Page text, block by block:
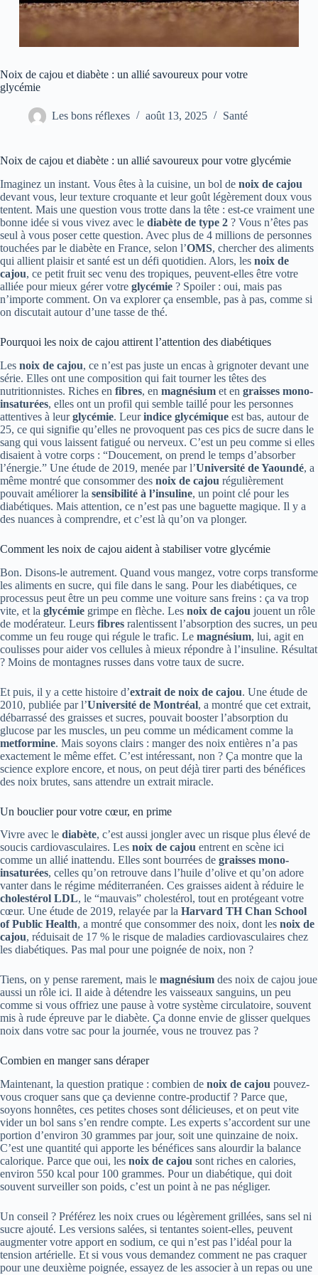
Noix de cajou et diabète : un allié savoureux pour votre
glycémie
Les bons réflexes août 13, 2025 Santé
Noix de cajou et diabète : un allié savoureux pour votre glycémie
Imaginez un instant. Vous êtes à la cuisine, un bol de noix de cajou
devant vous, leur texture croquante et leur goût légèrement doux vous
tentent. Mais une question vous trotte dans la tête : est-ce vraiment une
bonne idée si vous vivez avec le diabète de type 2 ? Vous n’êtes pas
seul à vous poser cette question. Avec plus de 4 millions de personnes
touchées par le diabète en France, selon l’OMS, chercher des aliments
qui allient plaisir et santé est un défi quotidien. Alors, les noix de
cajou, ce petit fruit sec venu des tropiques, peuvent-elles être votre
alliée pour mieux gérer votre glycémie ? Spoiler : oui, mais pas
n’importe comment. On va explorer ça ensemble, pas à pas, comme si
on discutait autour d’une tasse de thé.
Pourquoi les noix de cajou attirent l’attention des diabétiques
Les noix de cajou, ce n’est pas juste un encas à grignoter devant une
série. Elles ont une composition qui fait tourner les têtes des
nutritionnistes. Riches en fibres, en magnésium et en graisses mono-
insaturées, elles ont un profil qui semble taillé pour les personnes
attentives à leurglycémie. Leurindice glycémique est bas, autour de
25, ce qui signifie qu’elles ne provoquent pas ces pics de sucre dans le
sang qui vous laissent fatigué ou nerveux. C’est un peu comme si elles
disaient à votre corps : “Doucement, on prend le temps d’absorber
l’énergie.” Une étude de 2019, menée par l’Université de Yaoundé, a
même montré que consommer des noix de cajou régulièrement
pouvait améliorer la sensibilité à l’insuline, un point clé pour les
diabétiques. Mais attention, ce n’est pas une baguette magique. Il y a
des nuances à comprendre, et c’est là qu’on va plonger.
Comment les noix de cajou aident à stabiliser votre glycémie
Bon. Disons-le autrement. Quand vous mangez, votre corps transforme
les aliments en sucre, qui file dans le sang. Pour les diabétiques, ce
processus peut être un peu comme une voiture sans freins : ça va trop
vite, et la glycémie grimpe en flèche. Les noix de cajou jouent un rôle
de modérateur. Leurs fibres ralentissent l’absorption des sucres, un peu
comme un feu rouge qui régule le trafic. Le magnésium, lui, agit en
coulisses pour aider vos cellules à mieux répondre à l’insuline. Résultat
? Moins de montagnes russes dans votre taux de sucre.
Et puis, il y a cette histoire d’extrait de noix de cajou. Une étude de
2010, publiée par l’Université de Montréal, a montré que cet extrait,
débarrassé des graisses et sucres, pouvait booster l’absorption du
glucose par les muscles, un peu comme un médicament comme la
metformine. Mais soyons clairs : manger des noix entières n’a pas
exactement le même effet. C’est intéressant, non ? Ça montre que la
science explore encore, et nous, on peut déjà tirer parti des bénéfices
des noix brutes, sans attendre un extrait miracle.
Un bouclier pour votre cœur, en prime
Vivre avec le diabète, c’est aussi jongler avec un risque plus élevé de
soucis cardiovasculaires. Les noix de cajou entrent en scène ici
comme un allié inattendu. Elles sont bourrées de graisses mono-
insaturées, celles qu’on retrouve dans l’huile d’olive et qu’on adore
vanter dans le régime méditerranéen. Ces graisses aident à réduire le
cholestérol LDL, le “mauvais” cholestérol, tout en protégeant votre
cœur. Une étude de 2019, relayée par la Harvard TH Chan School
of Public Health, a montré que consommer des noix, dont les noix de
cajou, réduisait de 17 % le risque de maladies cardiovasculaires chez
les diabétiques. Pas mal pour une poignée de noix, non ?
Tiens, on y pense rarement, mais le magnésium des noix de cajou joue
aussi un rôle ici. Il aide à détendre les vaisseaux sanguins, un peu
comme si vous offriez une pause à votre système circulatoire, souvent
mis à rude épreuve par le diabète. Ça donne envie de glisser quelques
noix dans votre sac pour la journée, vous ne trouvez pas ?
Combien en manger sans déraper
Maintenant, la question pratique : combien de noix de cajou pouvez-
vous croquer sans que ça devienne contre-productif ? Parce que,
soyons honnêtes, ces petites choses sont délicieuses, et on peut vite
vider un bol sans s’en rendre compte. Les experts s’accordent sur une
portion d’environ 30 grammes par jour, soit une quinzaine de noix.
C’est une quantité qui apporte les bénéfices sans alourdir la balance
calorique. Parce que oui, les noix de cajou sont riches en calories,
environ 550 kcal pour 100 grammes. Pour un diabétique, qui doit
souvent surveiller son poids, c’est un point à ne pas négliger.
Un conseil ? Préférez les noix crues ou légèrement grillées, sans sel ni
sucre ajouté. Les versions salées, si tentantes soient-elles, peuvent
augmenter votre apport en sodium, ce qui n’est pas l’idéal pour la
tension artérielle. Et si vous vous demandez comment ne pas craquer
pour une deuxième poignée, essayez de les associer à un repas ou une